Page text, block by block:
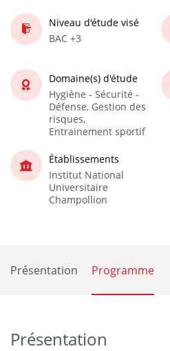
Niveau d'étude visé
BAC +3
Domaine(s) d'étude
Hygiène - Sécurité -
Défense, Gestion des
risques,
Entrainement sportif
Établissements
Institut National
Universitaire
Champollion
Présentation Programme
Présentation